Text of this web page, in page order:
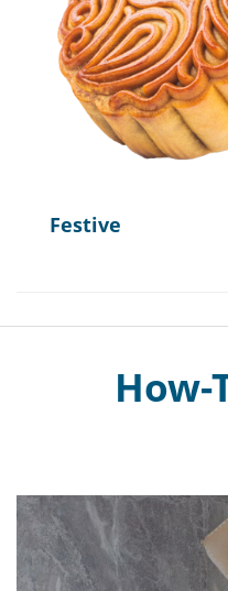
Festive
How-